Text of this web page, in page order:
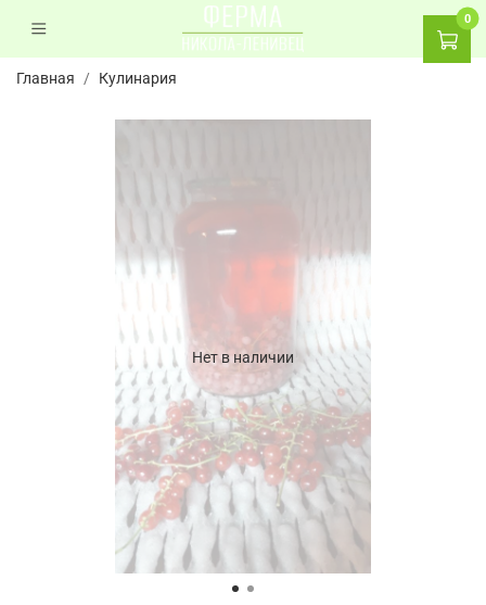
Главная Кулинария
Нет в наличии
0